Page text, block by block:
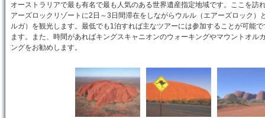
オーストラリアで最も有名で最も人気のある世界遺産指定地域です。ここを訪
アーズロックリゾートに2日～3日間滞在をしながらウルル（エアーズロック）
ルガ）を観光します。最低でも1泊すれば主なツアーには参加することが可能
ます。また、時間があればキングスキャニオンのウォーキングやマウントオル
ングをお勧めします。